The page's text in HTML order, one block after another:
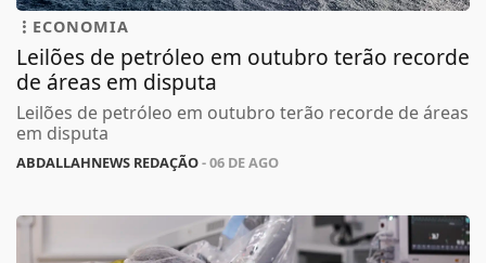
ECONOMIA
Leilões de petróleo em outubro terão recorde
de áreas em disputa
Leilões de petróleo em outubro terão recorde de áreas
em disputa
ABDALLAHNEWS REDAÇÃO- 06 DE AGO